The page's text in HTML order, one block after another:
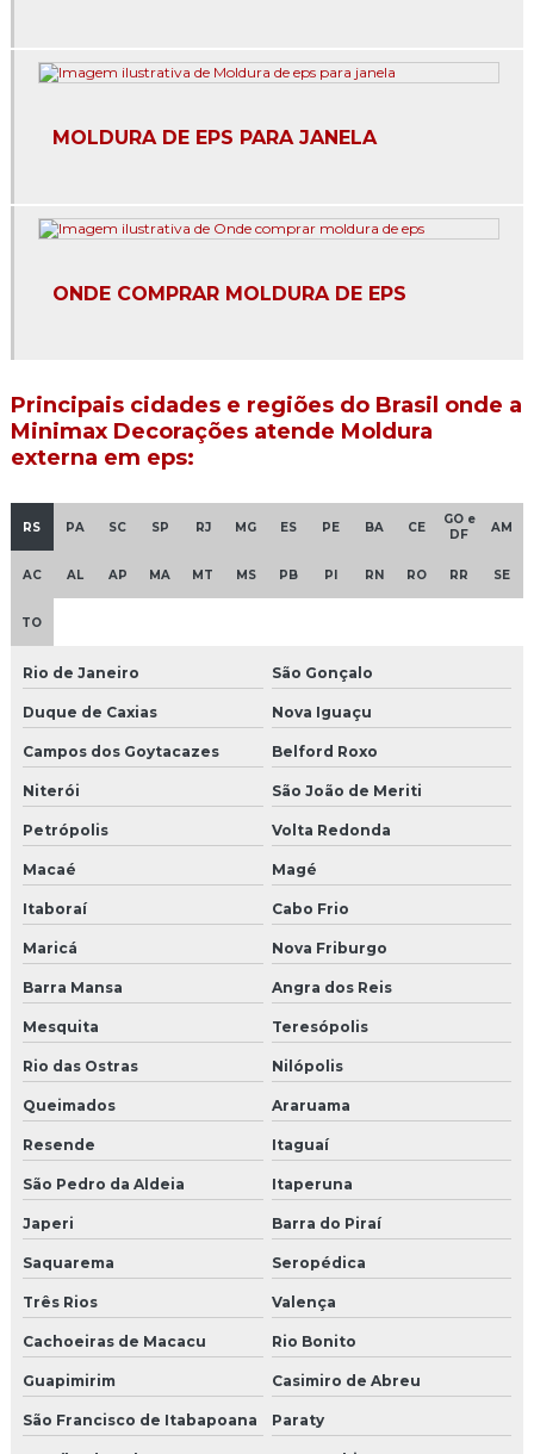
Moldura de cimento para comprar
Moldura de cimento janela
Moldura de cimento para muro
Moldura de cimento para muro preco
Moldura de cimento para portas e janelas
Moldura de cimento valor
Moldura de concreto para fachada
Moldura de concreto para janelas preço
Moldura de concreto para muro
Moldura eps externa
Moldura eps fachada preço
Moldura de eps para janela
Moldura eps preço
Moldura externa para beiral
Moldura externa em eps
Moldura externa de isopor
Moldura externa de isopor para janela
Moldura externa isopor revestido
Moldura de isopor com acabamento
MOLDURA DE EPS PARA JANELA
ONDE COMPRAR MOLDURA DE EPS
Principais cidades e regiões do Brasil onde a
Minimax Decorações atende Moldura
externa em eps:
RS PA SC SP RJ MG ES PE BA CE
GO e
DF
AM
AC AL AP MA MT MS PB PI RN RO RR SE
TO
Rio de Janeiro São Gonçalo
Duque de Caxias Nova Iguaçu
Campos dos Goytacazes Belford Roxo
Niterói São João de Meriti
Petrópolis Volta Redonda
Macaé Magé
Itaboraí Cabo Frio
Maricá Nova Friburgo
Barra Mansa Angra dos Reis
Mesquita Teresópolis
Rio das Ostras Nilópolis
Queimados Araruama
Resende Itaguaí
São Pedro da Aldeia Itaperuna
Japeri Barra do Piraí
Saquarema Seropédica
Três Rios Valença
Cachoeiras de Macacu Rio Bonito
Guapimirim Casimiro de Abreu
São Francisco de Itabapoana Paraty